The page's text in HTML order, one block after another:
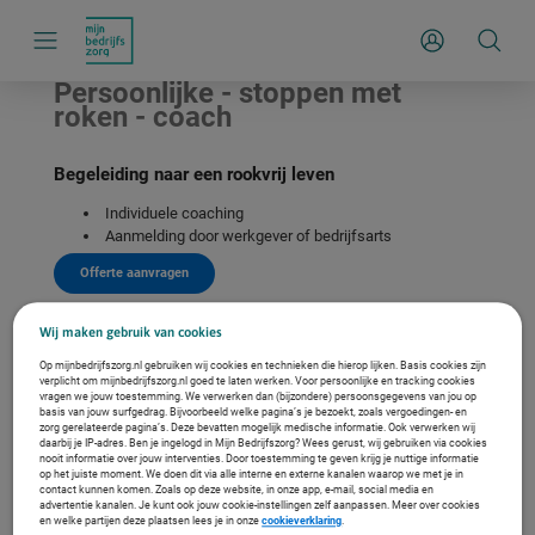
Inloggen
Persoonlijke - stoppen met
roken - coach
Begeleiding naar een rookvrij leven
Individuele coaching
Aanmelding door werkgever of bedrijfsarts
Offerte aanvragen
Wij maken gebruik van cookies
Op mijnbedrijfszorg.nl gebruiken wij cookies en technieken die hierop lijken. Basis cookies zijn
verplicht om mijnbedrijfszorg.nl goed te laten werken. Voor persoonlijke en tracking cookies
vragen we jouw toestemming. We verwerken dan (bijzondere) persoonsgegevens van jou op
basis van jouw surfgedrag. Bijvoorbeeld welke pagina’s je bezoekt, zoals vergoedingen- en
zorg gerelateerde pagina’s. Deze bevatten mogelijk medische informatie. Ook verwerken wij
daarbij je IP-adres. Ben je ingelogd in Mijn Bedrijfszorg? Wees gerust, wij gebruiken via cookies
nooit informatie over jouw interventies. Door toestemming te geven krijg je nuttige informatie
op het juiste moment. We doen dit via alle interne en externe kanalen waarop we met je in
contact kunnen komen. Zoals op deze website, in onze app, e-mail, social media en
advertentie kanalen. Je kunt ook jouw cookie-instellingen zelf aanpassen. Meer over cookies
en welke partijen deze plaatsen lees je in onzecookieverklaring